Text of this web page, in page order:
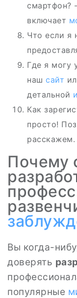
смартфон?
включает
Что если я
Где я могу
наш сайт
детальной
Как
просто!
расскажем.
Почему
Вы когда-
доверять
популярные